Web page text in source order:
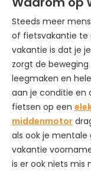
Steeds meer
of fietsvakantie te
vakantie is dat je
zorgt de
leegmaken en
aan je conditie en
fietsen op een
middenmotor
als ook je mentale
vakantie
is er ook niets mis